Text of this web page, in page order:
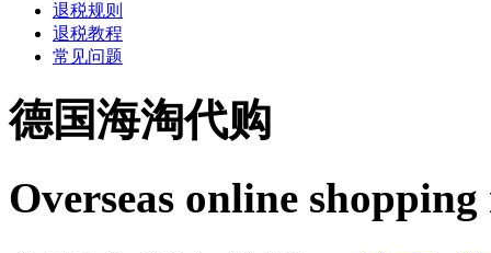
退税规则
退税教程
常见问题
德国海淘代购
Overseas online